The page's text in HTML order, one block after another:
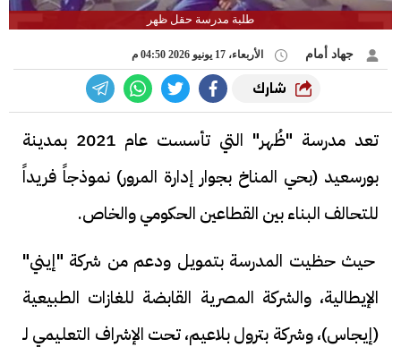
طلبة مدرسة حقل ظهر
جهاد أمام الأربعاء، 17 يونيو 2026 04:50 م
شارك
تعد مدرسة "ظُهر" التي تأسست عام 2021 بمدينة
بورسعيد (بحي المناخ بجوار إدارة المرور) نموذجاً فريداً
للتحالف البناء بين القطاعين الحكومي والخاص.
حيث حظيت المدرسة بتمويل ودعم من شركة "إيني"
الإيطالية، والشركة المصرية القابضة للغازات الطبيعية
(إيجاس)، وشركة بترول بلاعيم، تحت الإشراف التعليمي لـ